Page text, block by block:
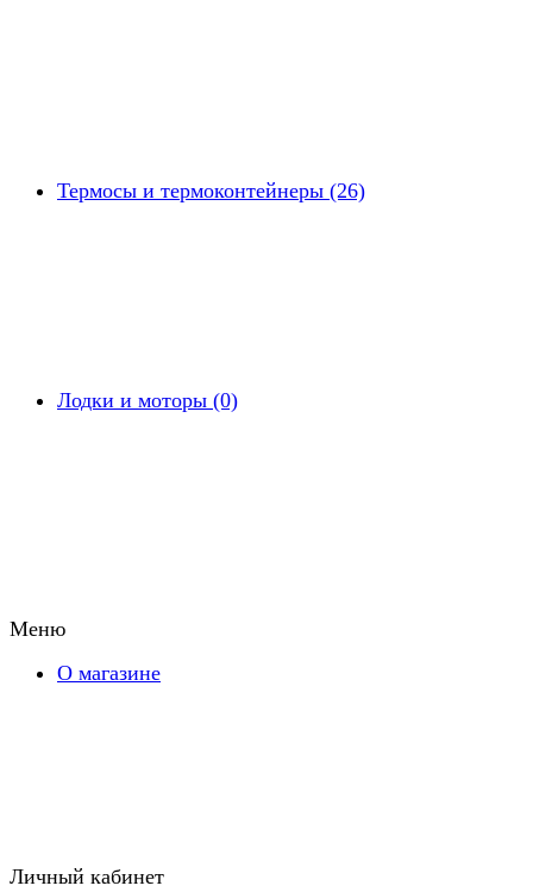
Термосы и термоконтейнеры (26)
Лодки и моторы (0)
Меню
О магазине
Личный кабинет